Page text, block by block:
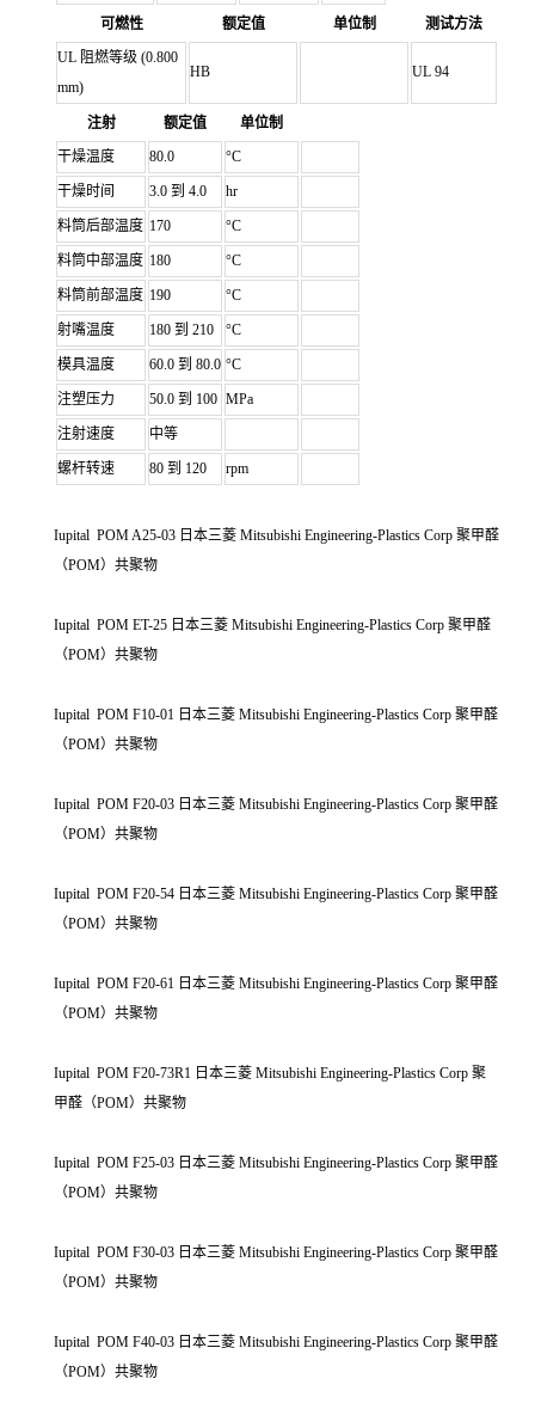
可燃性 额定值 单位制
测试方法
UL 阻燃等级 (0.800
mm)
HB UL 94
注射 额定值
单位制
干燥温度
80.0 °C
干燥时间 3.0 到 4.0 hr
料筒后部温度 170 °C
料筒中部温度 180 °C
料筒前部温度 190 °C
射嘴温度 180 到 210 °C
模具温度 60.0 到 80.0 °C
注塑压力 50.0 到 100 MPa
注射速度 中等
螺杆转速 80 到 120 rpm
Iupital POM A25-03 日本三菱 Mitsubishi Engineering-Plastics Corp 聚甲醛
（POM）共聚物
Iupital POM ET-25 日本三菱 Mitsubishi Engineering-Plastics Corp 聚甲醛
（POM）共聚物
Iupital POM F10-01 日本三菱 Mitsubishi Engineering-Plastics Corp 聚甲醛
（POM）共聚物
Iupital POM F20-03 日本三菱 Mitsubishi Engineering-Plastics Corp 聚甲醛
（POM）共聚物
Iupital POM F20-54 日本三菱 Mitsubishi Engineering-Plastics Corp 聚甲醛
（POM）共聚物
Iupital POM F20-61 日本三菱 Mitsubishi Engineering-Plastics Corp 聚甲醛
（POM）共聚物
Iupital POM F20-73R1 日本三菱 Mitsubishi Engineering-Plastics Corp 聚
甲醛（POM）共聚物
Iupital POM F25-03 日本三菱 Mitsubishi Engineering-Plastics Corp 聚甲醛
（POM）共聚物
Iupital POM F30-03 日本三菱 Mitsubishi Engineering-Plastics Corp 聚甲醛
（POM）共聚物
Iupital POM F40-03 日本三菱 Mitsubishi Engineering-Plastics Corp 聚甲醛
（POM）共聚物